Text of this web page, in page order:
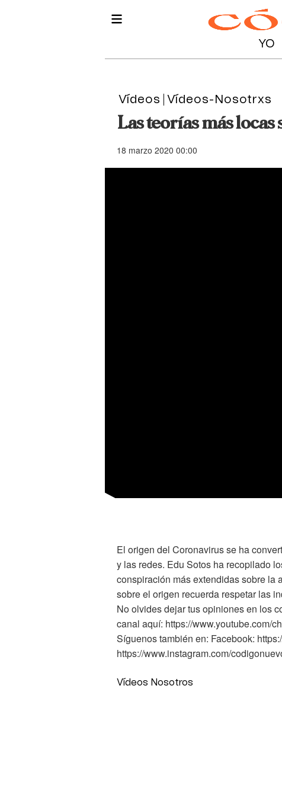
YO
Vídeos Vídeos-Nosotrxs
Las teorías más
18 marzo 2020 00:00
El origen del Coronavirus se ha
y las redes. Edu Sotos ha recopilado
conspiración más extendidas sobre la
sobre el origen recuerda respetar las
No olvides dejar tus opiniones en los
canal aquí: https://www.youtube.com/
Síguenos también en: Facebook:
https://www.instagram.com/
Vídeos Nosotros